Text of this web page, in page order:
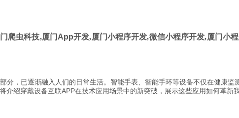
爬虫科技,厦门 App开发,厦门小程序开发,微信小程序开发,厦门小
分，已逐渐融入人们的日常生活。智能手表、智能手环等设备不仅在健康
介绍穿戴设备互联APP在技术应用场景中的新突破，展示这些应用如何革新